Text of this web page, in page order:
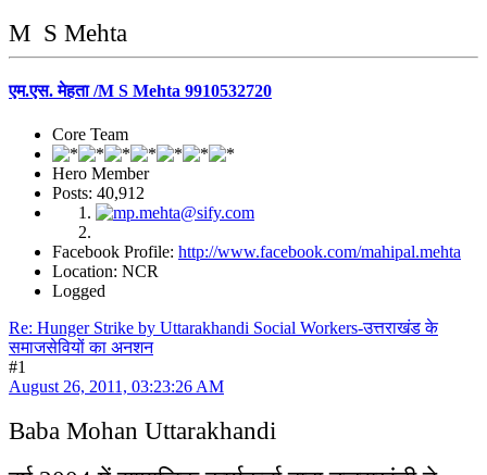
M S Mehta
एम.एस. मेहता /M S Mehta 9910532720
Core Team
Hero Member
Posts: 40,912
Facebook Profile: http://www.facebook.com/mahipal.mehta
Location: NCR
Logged
Re: Hunger Strike by Uttarakhandi Social Workers-उत्तराखंड के
समाजसेवियों का अनशन
#1
August 26, 2011, 03:23:26 AM
Baba Mohan Uttarakhandi